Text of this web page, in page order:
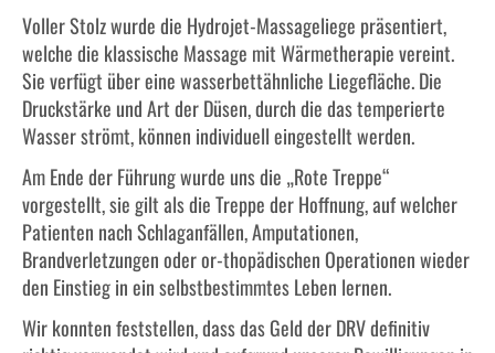
Voller Stolz wurde die Hydrojet-Massageliege präsentiert,
welche die klassische Massage mit Wärmetherapie vereint.
Sie verfügt über eine wasserbettähnliche Liegefläche. Die
Druckstärke und Art der Düsen, durch die das temperierte
Wasser strömt, können individuell eingestellt werden.
Am Ende der Führung wurde uns die „Rote Treppe“
vorgestellt, sie gilt als die Treppe der Hoffnung, auf welcher
Patienten nach Schlaganfällen, Amputationen,
Brandverletzungen oder or-thopädischen Operationen wieder
den Einstieg in ein selbstbestimmtes Leben lernen.
Wir konnten feststellen, dass das Geld der DRV definitiv